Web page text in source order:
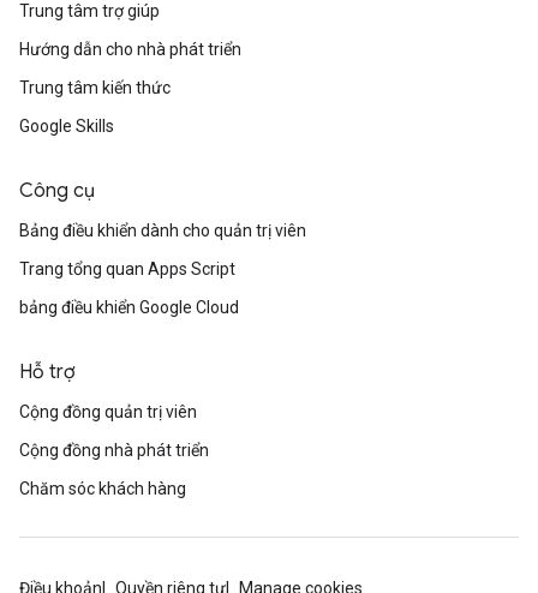
Trung tâm trợ giúp
Hướng dẫn cho nhà phát triển
Trung tâm kiến thức
Google Skills
Công cụ
Bảng điều khiển dành cho quản trị viên
Trang tổng quan Apps Script
bảng điều khiển Google Cloud
Hỗ trợ
Cộng đồng quản trị viên
Cộng đồng nhà phát triển
Chăm sóc khách hàng
Điều khoản Quyền riêng tư Manage cookies